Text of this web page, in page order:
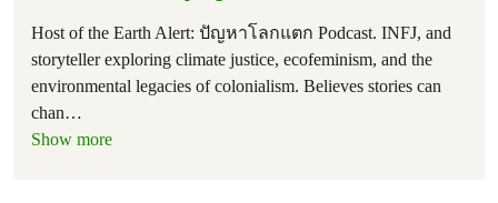
Host of the Earth Alert: ปัญหาโลกแตก Podcast. INFJ, and
storyteller exploring climate justice, ecofeminism, and the
environmental legacies of colonialism. Believes stories can
chan…
Show more